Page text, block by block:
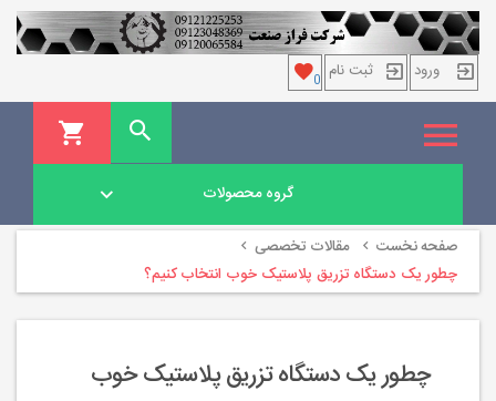
ورود ثبت نام 0
گروه محصولات
صفحه نخست
مقالات تخصصی
چطور یک دستگاه تزریق پلاستیک خوب انتخاب کنیم؟
چطور یک دستگاه تزریق پلاستیک خوب